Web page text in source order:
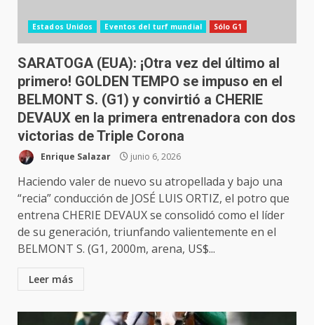
Estados Unidos Eventos del turf mundial Sólo G1
SARATOGA (EUA): ¡Otra vez del último al
primero! GOLDEN TEMPO se impuso en el
BELMONT S. (G1) y convirtió a CHERIE
DEVAUX en la primera entrenadora con dos
victorias de Triple Corona
Enrique Salazar junio 6, 2026
Haciendo valer de nuevo su atropellada y bajo una
“recia” conducción de JOSÉ LUIS ORTIZ, el potro que
entrena CHERIE DEVAUX se consolidó como el líder
de su generación, triunfando valientemente en el
BELMONT S. (G1, 2000m, arena, US$...
Leer más